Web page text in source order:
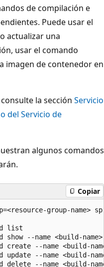
de compilación e
Puede usar el
actualizar una
usar el comando
imagen de contenedor en
la sección Servicio
del Servicio de
algunos comandos
Copiar
group-name>
list
--name <build-name>
--name <build-
--name <build-